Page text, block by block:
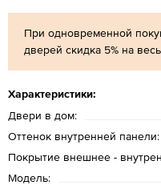
При одновременной
дверей скидка 5% на
Характеристики:
Двери в дом:
Оттенок внутренней панели:
Покрытие внешнее -
Модель: